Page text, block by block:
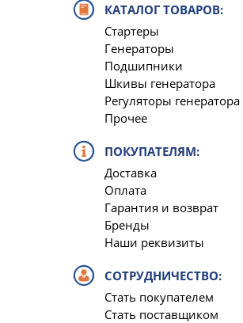
КАТАЛОГ ТОВАРОВ:
Стартеры
Генераторы
Подшипники
Шкивы генератора
Регуляторы генератора
Прочее
ПОКУПАТЕЛЯМ:
Доставка
Оплата
Гарантия и возврат
Бренды
Наши реквизиты
СОТРУДНИЧЕСТВО:
Стать покупателем
Стать поставщиком